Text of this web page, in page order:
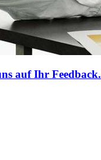
auf Ihr Feedback.